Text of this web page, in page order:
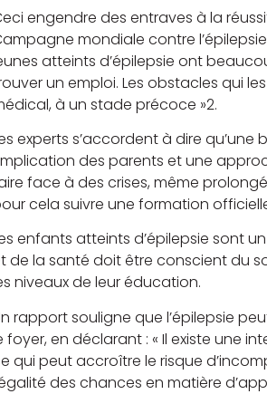
engendre des entraves à la
mondiale contre
atteints d’épilepsie ont
un emploi. Les obstacles qui
à un stade précoce »2.
experts s’accordent à dire
des parents et une
face à des crises, même
cela suivre une formation
enfants atteints d’épilepsie sont
de la santé doit être conscient du
niveaux de leur éducation.
rapport souligne que l’épilepsie
foyer, en déclarant : « Il existe une
qui peut accroître le risque
des chances en matière